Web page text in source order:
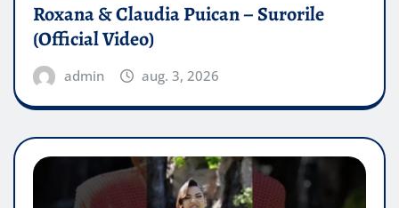
Roxana & Claudia Puican – Surorile
(Official Video)
admin aug. 3, 2026